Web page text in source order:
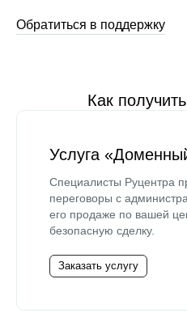
Обратиться в поддержку
Как
Услуга
Специалисты Руцентра
переговоры с
его продаже по вашей
безопасную сделку.
Заказать услугу